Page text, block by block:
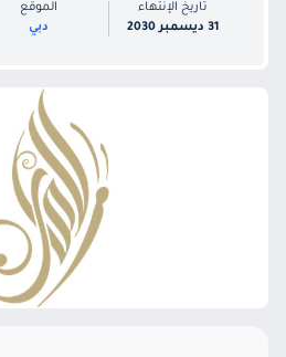
تاريخ الإنتهاء
31 ديسمبر 2030
الموقع
دبي